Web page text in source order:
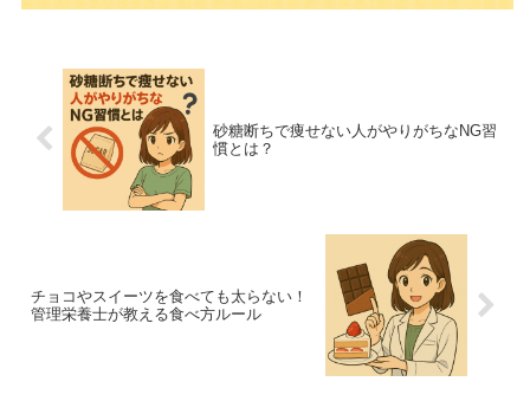
砂糖断ちで痩せない人がやりがちなNG習
慣とは？
チョコやスイーツを食べても太らない！
管理栄養士が教える食べ方ルール